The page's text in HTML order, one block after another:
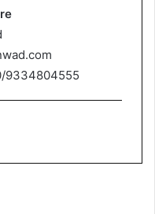
9334804555